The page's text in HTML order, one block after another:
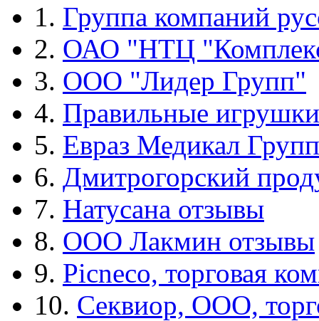
1. Группа компаний
2. ОАО "НТЦ
3. ООО "Лидер Групп"
4. Правильные игрушки
5. Евраз Медикал Групп
6. Дмитрогорский
7. Натусана отзывы
8. ООО Лакмин отзывы
9. Picneco, торговая
10. Секвиор, ООО,